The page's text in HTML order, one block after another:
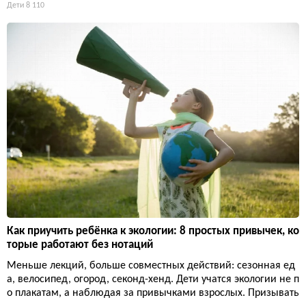
Дети 8 110
Как приучить ребёнка к экологии: 8 простых привычек, ко
торые работают без нотаций
Меньше лекций, больше совместных действий: сезонная ед
а, велосипед, огород, секонд-хенд. Дети учатся экологии не п
о плакатам, а наблюдая за привычками взрослых. Призывать